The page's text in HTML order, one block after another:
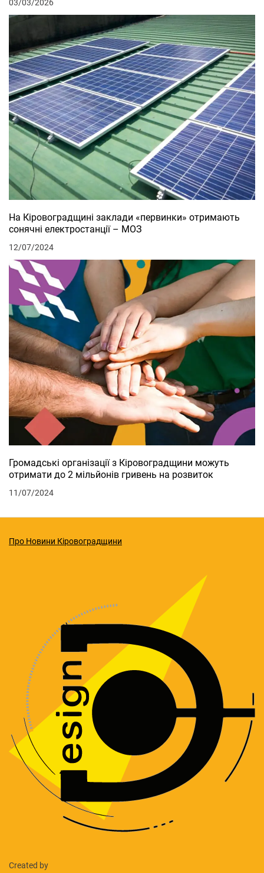
03/03/2026
На Кіровоградщині заклади «первинки» отримають
сонячні електростанції – МОЗ
12/07/2024
Громадські організації з Кіровоградщини можуть
отримати до 2 мільйонів гривень на розвиток
11/07/2024
Про Новини Кіровоградщини
Created by